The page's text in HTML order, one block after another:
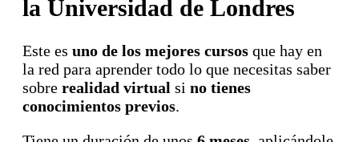
la Universidad de Londres
Este es uno de los mejores cursos que hay en
la red para aprender todo lo que necesitas saber
sobre realidad virtual si no tienes
conocimientos previos.